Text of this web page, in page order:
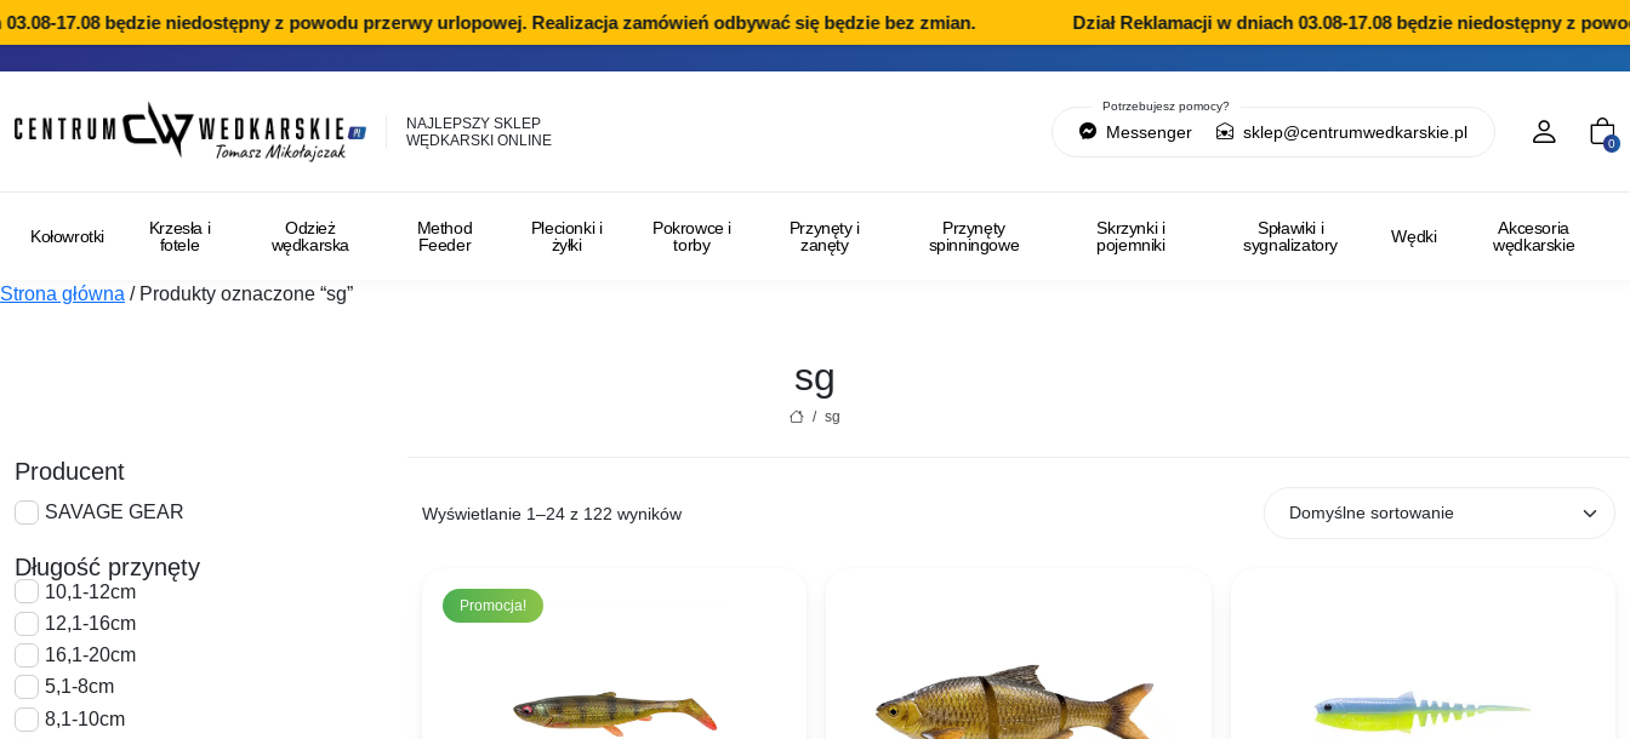
17.08 będzie niedostępny z powodu przerwy urlopowej. Realizacja zamówień odbywać się będzie bez zmian. Dział Reklamacji w dniach 03.08-17.08 będzie niedostępny z
NAJLEPSZY SKLEP
WĘDKARSKI ONLINE
Potrzebujesz pomocy?
Messenger sklep@centrumwedkarskie.pl
0
Kołowrotki
Krzesła i
fotele
Odzież
wędkarska
Method
Feeder
Plecionki i
żyłki
Pokrowce i
torby
Przynęty i
zanęty
Przynęty
spinningowe
Skrzynki i
pojemniki
Spławiki i
sygnalizatory
Wędki
Akcesoria
wędkarskie
Strona główna /Produkty oznaczone “sg”
sg
/ sg
Producent
SAVAGE GEAR
Długość przynęty
10,1-12cm
12,1-16cm
16,1-20cm
5,1-8cm
8,1-10cm
Wyświetlanie 1–24 z 122 wyników
Promocja!